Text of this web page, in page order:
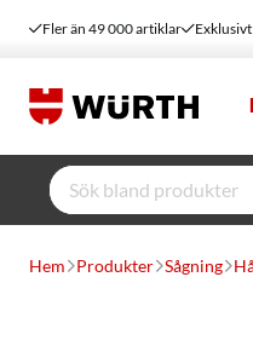
Fler än 49 000 artiklar
Hem Produkter Sågning